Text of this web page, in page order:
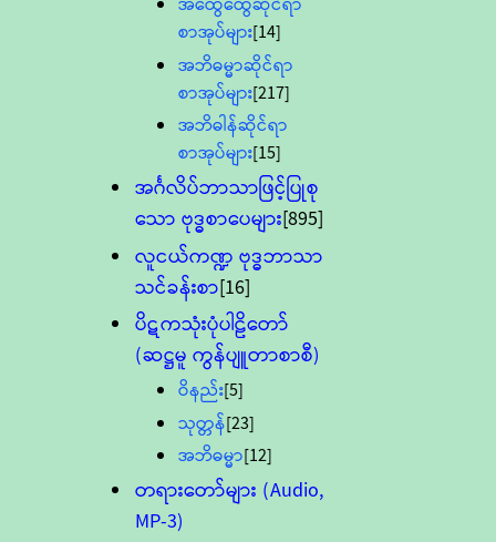
စာအုပ်များ[14]
အဘိဓမ္မာဆိုင်ရာ
စာအုပ်များ[217]
အဘိဓါန်ဆိုင်ရာ
စာအုပ်များ[15]
အင်္ဂလိပ်ဘာသာဖြင့်ပြုစု
သော ဗုဒ္ဓစာပေများ[895]
လူငယ်ကဏ္ဍ ဗုဒ္ဓဘာသာ
သင်ခန်းစာ[16]
ပိဋကသုံးပုံပါဠိတော်
(ဆဋ္ဌမူ ကွန်ပျူတာစာစီ)
ဝိနည်း[5]
သုတ္တန်[23]
အဘိဓမ္မာ[12]
တရားတော်များ (Audio,
MP-3)